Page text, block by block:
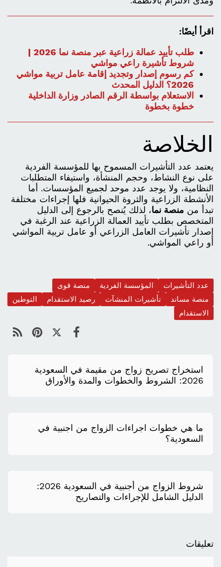
اقرأ أيضًا:
طلب تأييد عمالة زراعية عبر منصة نما 2026 |
شروط تأشيرة راعي مواشي
كم رسوم إصدار وتجديد إقامة عامل تربية مواشي
2026؟ الدليل المحدث
الاستعلام بواسطة الرقم الصادر وزارة الداخلية
خطوة بخطوة
الخلاصة
يعتمد عدد التأشيرات المسموح بها للمؤسسة الفردية
على نوع النشاط، وحجم المنشأة، واستيفاء المتطلبات
النظامية، ولا يوجد عدد موحد لجميع المؤسسات. أما
الأنشطة الزراعية والثروة الحيوانية فلها إجراءات مختلفة
تبدأ من منصة نما، لذلك يُنصح بالرجوع إلى الدليل
المتخصص بطلب تأييد العمالة الزراعية عند الرغبة في
إصدار تأشيرات العامل الزراعي أو عامل تربية المواشي
أو راعي المواشي.
عدد التأشيرات المؤسسة الفردية
منصة قوى
منصة مساند
تأشيرات المنشآت رصيد الاستقدام
التوطين
الاستقدام
استخراج تصريح زواج من مقيمة في السعودية
2026: الشروط والخطوات والمدة والأوراق
ما هي خطوات اجراءات الزواج من اجنبية في
السعودية؟
شروط الزواج من أجنبية في السعودية 2026:
الدليل الشامل للإجراءات والتصاريح
تعليقات